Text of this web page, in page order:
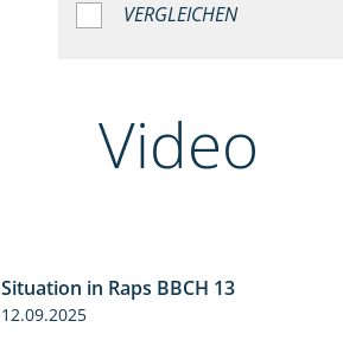
VERGLEICHEN
Video
Situation in Raps BBCH 13
12.09.2025